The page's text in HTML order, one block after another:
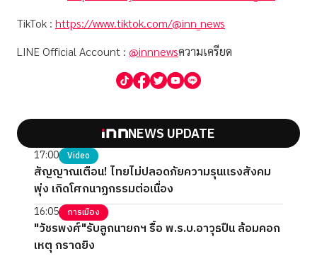
TikTok : https://www.tiktok.com/@inn_news
LINE Official Account : @innnewsความเครียด
NEWS UPDATE
17:00 Video
สัญญาณเตือน! ไทยไม่ปลอดภัยความรุนแรงสังคม
พุ่ง เกิดโศกนาฏกรรมต่อเนื่อง
16:05 การเมือง
"วัชรพงศ์"รับลูกนายกฯ รื้อ พ.ร.บ.อาวุธปืน ล้อมคอก
เหตุ กราดยิง